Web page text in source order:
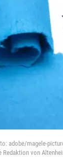
adobe/magele-
Redaktion von